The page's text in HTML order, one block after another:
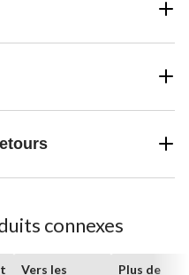
connexes
Vers les
Plus de